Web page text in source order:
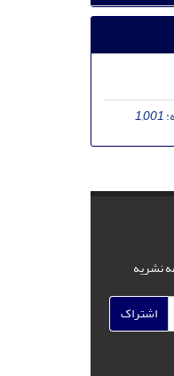
1,001
نشریه
اشتراک